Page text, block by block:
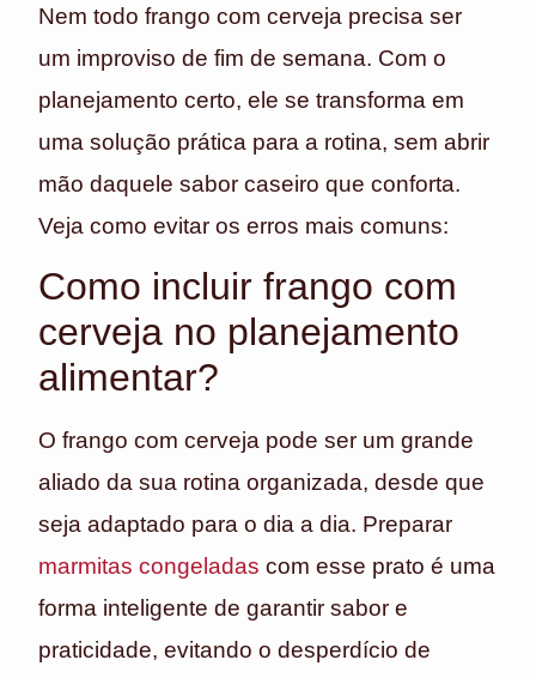
Nem todo frango com cerveja precisa ser
um improviso de fim de semana. Com o
planejamento certo, ele se transforma em
uma solução prática para a rotina, sem abrir
mão daquele sabor caseiro que conforta.
Veja como evitar os erros mais comuns:
Como incluir frango com
cerveja no planejamento
alimentar?
O frango com cerveja pode ser um grande
aliado da sua rotina organizada, desde que
seja adaptado para o dia a dia. Preparar
marmitas congeladas com esse prato é uma
forma inteligente de garantir sabor e
praticidade, evitando o desperdício de